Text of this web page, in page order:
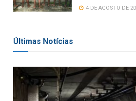
4 DE AGOSTO DE
Últimas Notícias